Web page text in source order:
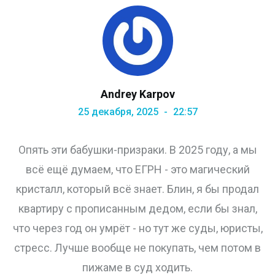
Andrey Karpov
25 декабря, 2025 22:57
Опять эти бабушки-призраки. В 2025 году, а мы
всё ещё думаем, что ЕГРН - это магический
кристалл, который всё знает. Блин, я бы продал
квартиру с прописанным дедом, если бы знал,
что через год он умрёт - но тут же суды, юристы,
стресс. Лучше вообще не покупать, чем потом в
пижаме в суд ходить.